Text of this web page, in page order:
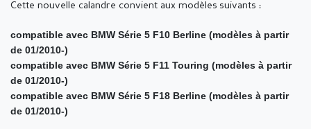
Cette nouvelle calandre convient aux modèles suivants :
compatible avec BMW Série 5 F10 Berline (modèles à partir
de 01/2010-)
compatible avec BMW Série 5 F11 Touring (modèles à partir
de 01/2010-)
compatible avec BMW Série 5 F18 Berline (modèles à partir
de 01/2010-)